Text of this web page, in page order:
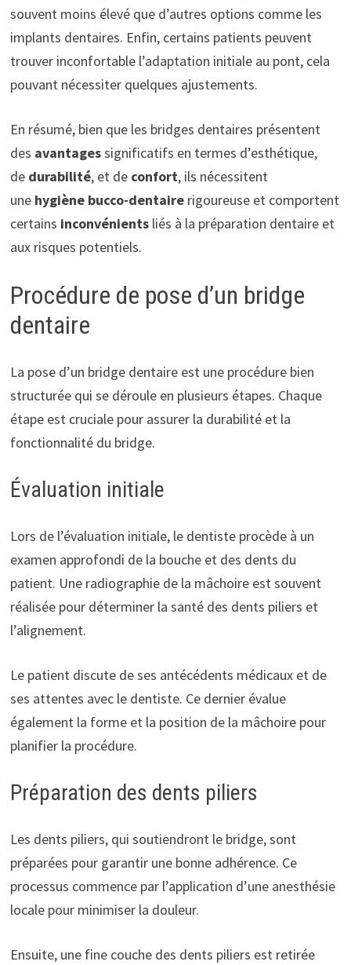
souvent moins élevé que d’autres options comme les
implants dentaires. Enfin, certains patients peuvent
trouver inconfortable l’adaptation initiale au pont, cela
pouvant nécessiter quelques ajustements.
En résumé, bien que les bridges dentaires présentent
des avantagessignificatifs en termes d’esthétique,
de durabilité, et de confort, ils nécessitent
une hygiène bucco-dentairerigoureuse et comportent
certains inconvénientsliés à la préparation dentaire et
aux risques potentiels.
Procédure de pose d’un bridge
dentaire
La pose d’un bridge dentaire est une procédure bien
structurée qui se déroule en plusieurs étapes. Chaque
étape est cruciale pour assurer la durabilité et la
fonctionnalité du bridge.
Évaluation initiale
Lors de l’évaluation initiale, le dentiste procède à un
examen approfondi de la bouche et des dents du
patient. Une radiographie de la mâchoire est souvent
réalisée pour déterminer la santé des dents piliers et
l’alignement.
Le patient discute de ses antécédents médicaux et de
ses attentes avec le dentiste. Ce dernier évalue
également la forme et la position de la mâchoire pour
planifier la procédure.
Préparation des dents piliers
Les dents piliers, qui soutiendront le bridge, sont
préparées pour garantir une bonne adhérence. Ce
processus commence par l’application d’une anesthésie
locale pour minimiser la douleur.
Ensuite, une fine couche des dents piliers est retirée